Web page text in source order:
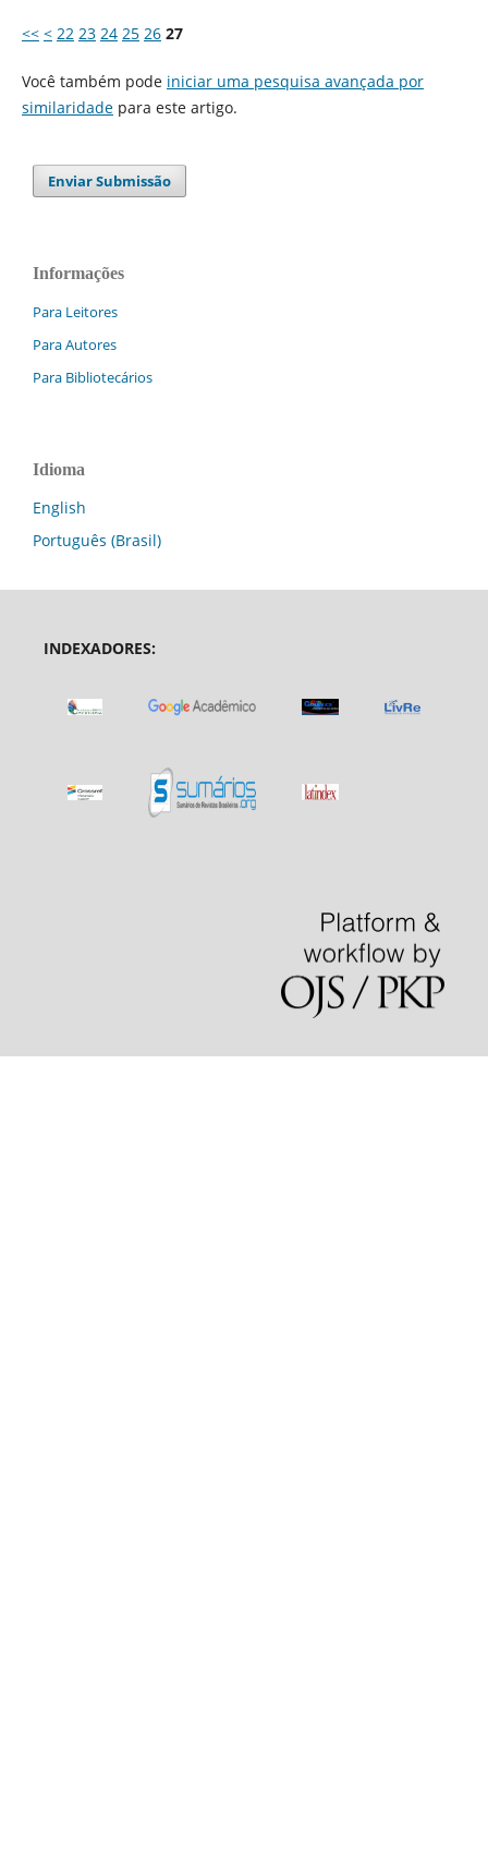
<< < 22 23 24 25 26 27
Você também pode iniciar uma pesquisa avançada por
similaridadepara este artigo.
Enviar Submissão
Informações
Para Leitores
Para Autores
Para Bibliotecários
Idioma
English
Português (Brasil)
INDEXADORES: